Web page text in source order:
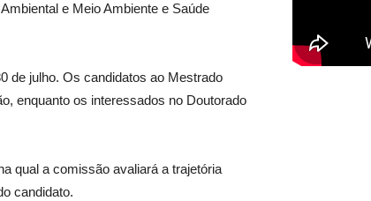
e Meio Ambiente e Saúde
de julho. Os candidatos ao Mestrado
enquanto os interessados no Doutorado
qual a comissão avaliará a trajetória
candidato.